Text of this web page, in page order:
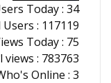
Today : 34
: 117119
Today : 75
views : 783763
Online : 3